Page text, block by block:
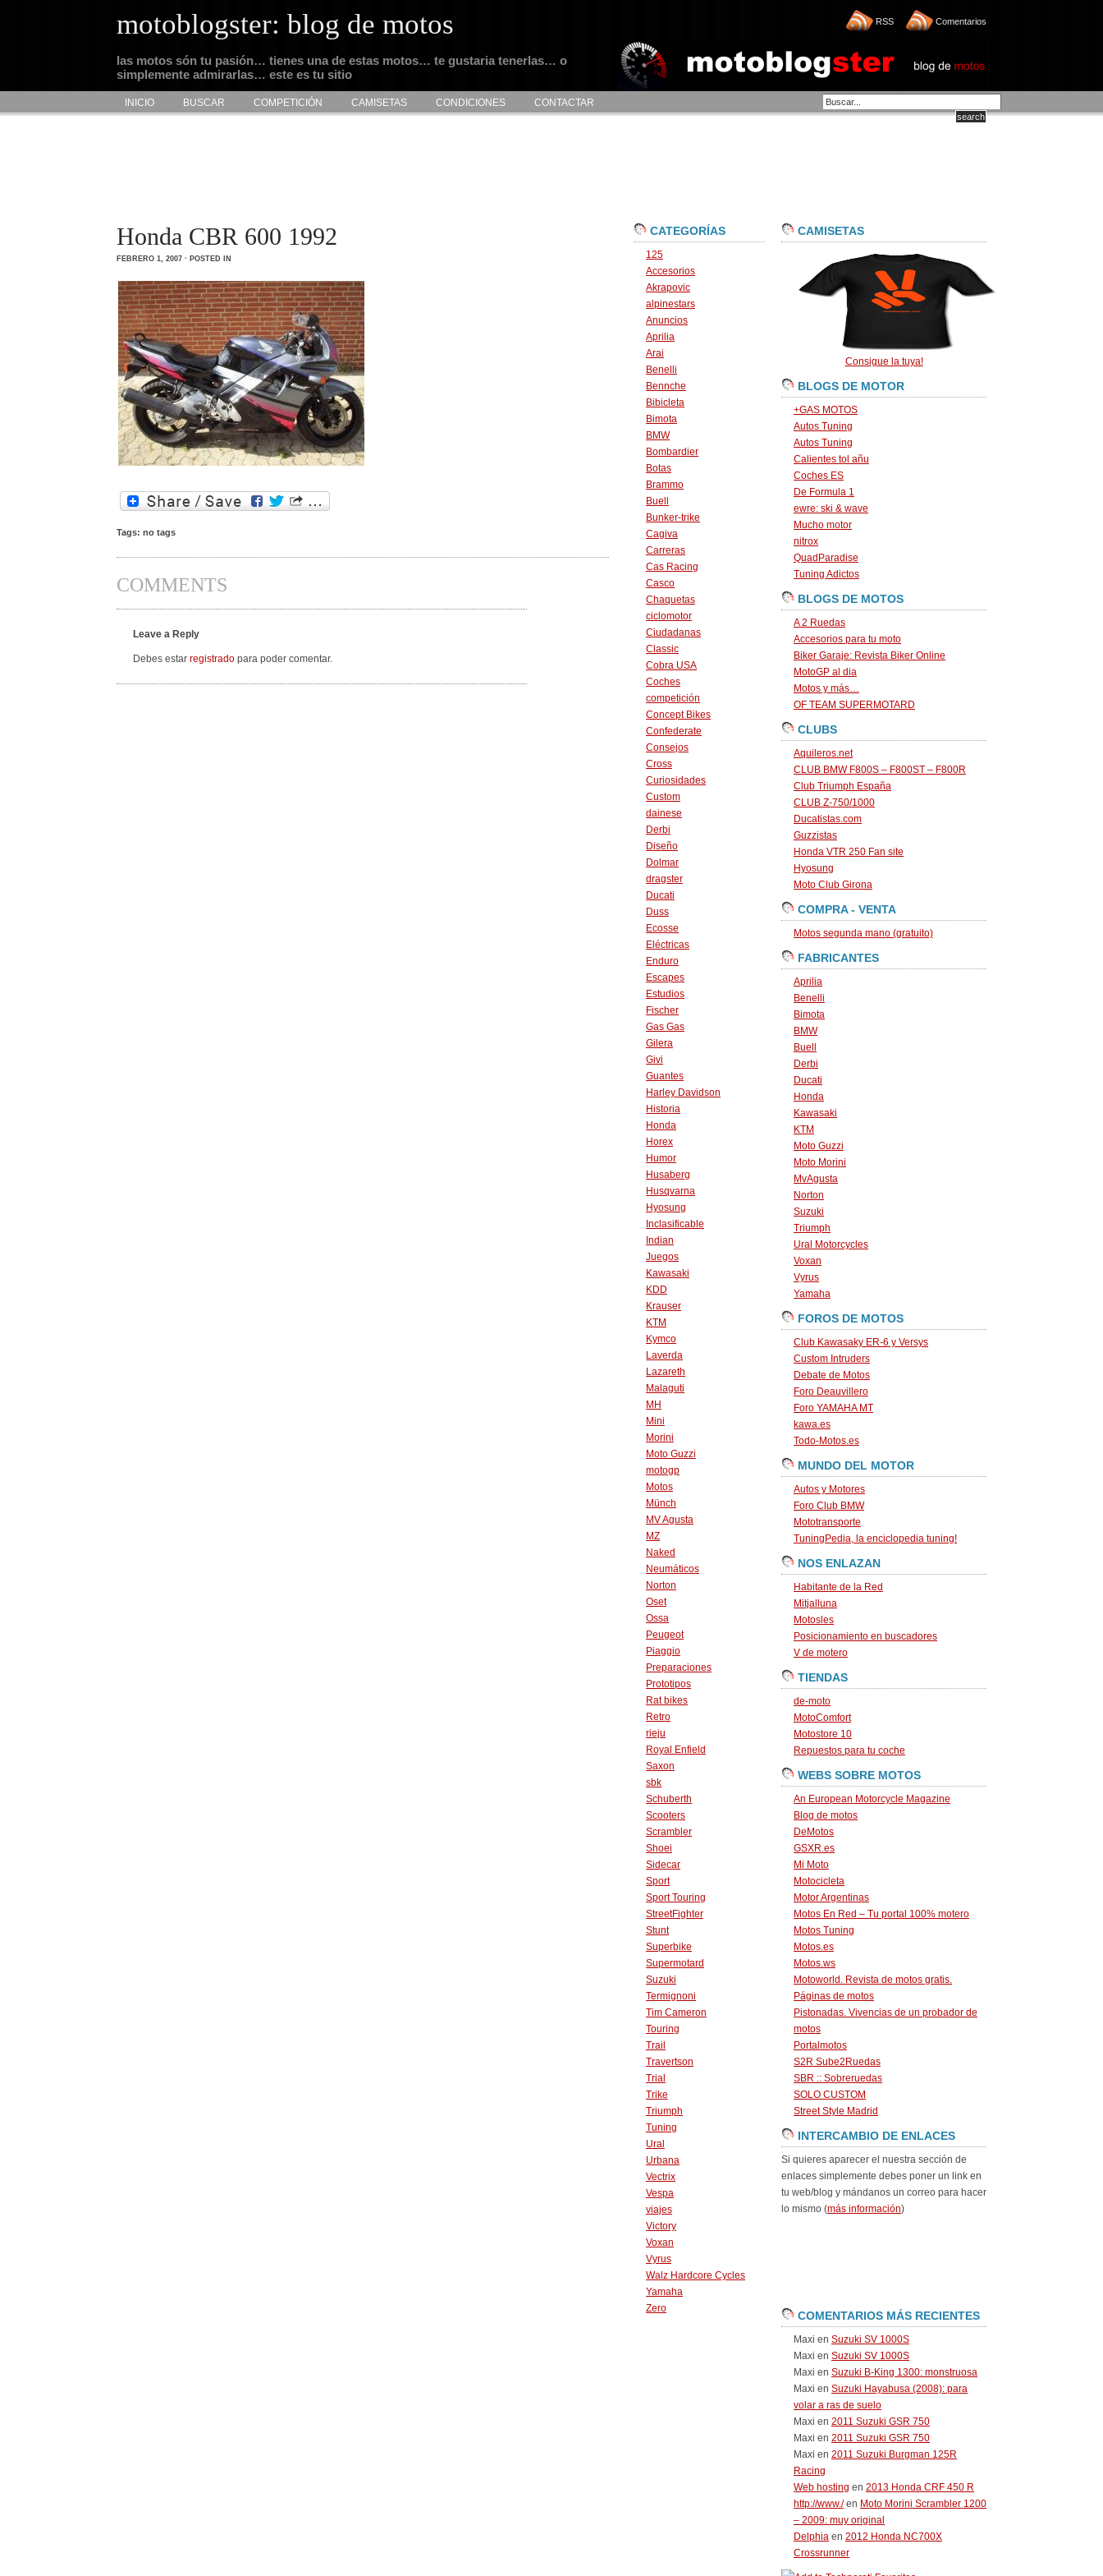
motoblogster: blog de motos
las motos són tu pasión… tienes una de estas motos… te gustaria tenerlas… o
simplemente admirarlas… este es tu sitio
RSS Comentarios
INICIO BUSCAR COMPETICIÓN CAMISETAS CONDICIONES CONTACTAR
Honda CBR 600 1992
FEBRERO 1, 2007 · POSTED IN
Tags: no tags
COMMENTS
Leave a Reply
Debes estar registrado para poder comentar.
CATEGORÍAS
125
Accesorios
Akrapovic
alpinestars
Anuncios
Aprilia
Arai
Benelli
Bennche
Bibicleta
Bimota
BMW
Bombardier
Botas
Brammo
Buell
Bunker-trike
Cagiva
Carreras
Cas Racing
Casco
Chaquetas
ciclomotor
Ciudadanas
Classic
Cobra USA
Coches
competición
Concept Bikes
Confederate
Consejos
Cross
Curiosidades
Custom
dainese
Derbi
Diseño
Dolmar
dragster
Ducati
Duss
Ecosse
Eléctricas
Enduro
Escapes
Estudios
Fischer
Gas Gas
Gilera
Givi
Guantes
Harley Davidson
Historia
Honda
Horex
Humor
Husaberg
Husqvarna
Hyosung
Inclasificable
Indian
Juegos
Kawasaki
KDD
Krauser
KTM
Kymco
Laverda
Lazareth
Malaguti
MH
Mini
Morini
Moto Guzzi
motogp
Motos
Münch
MV Agusta
MZ
Naked
Neumáticos
Norton
Oset
Ossa
Peugeot
Piaggio
Preparaciones
Prototipos
Rat bikes
Retro
rieju
Royal Enfield
Saxon
sbk
Schuberth
Scooters
Scrambler
Shoei
Sidecar
Sport
Sport Touring
StreetFighter
Stunt
Superbike
Supermotard
Suzuki
Termignoni
Tim Cameron
Touring
Trail
Travertson
Trial
Trike
Triumph
Tuning
Ural
Urbana
Vectrix
Vespa
viajes
Victory
Voxan
Vyrus
Walz Hardcore Cycles
Yamaha
Zero
CAMISETAS
Consigue la tuya!
BLOGS DE MOTOR
+GAS MOTOS
Autos Tuning
Autos Tuning
Calientes tol añu
Coches ES
De Formula 1
ewre: ski & wave
Mucho motor
nitrox
QuadParadise
Tuning Adictos
BLOGS DE MOTOS
A 2 Ruedas
Accesorios para tu moto
Biker Garaje: Revista Biker Online
MotoGP al dia
Motos y más…
OF TEAM SUPERMOTARD
CLUBS
Aquileros.net
CLUB BMW F800S – F800ST – F800R
Club Triumph España
CLUB Z-750/1000
Ducatistas.com
Guzzistas
Honda VTR 250 Fan site
Hyosung
Moto Club Girona
COMPRA - VENTA
Motos segunda mano (gratuito)
FABRICANTES
Aprilia
Benelli
Bimota
BMW
Buell
Derbi
Ducati
Honda
Kawasaki
KTM
Moto Guzzi
Moto Morini
MvAgusta
Norton
Suzuki
Triumph
Ural Motorcycles
Voxan
Vyrus
Yamaha
FOROS DE MOTOS
Club Kawasaky ER-6 y Versys
Custom Intruders
Debate de Motos
Foro Deauvillero
Foro YAMAHA MT
kawa.es
Todo-Motos.es
MUNDO DEL MOTOR
Autos y Motores
Foro Club BMW
Mototransporte
TuningPedia, la enciclopedia tuning!
NOS ENLAZAN
Habitante de la Red
Mitjalluna
Motosles
Posicionamiento en buscadores
V de motero
TIENDAS
de-moto
MotoComfort
Motostore 10
Repuestos para tu coche
WEBS SOBRE MOTOS
An European Motorcycle Magazine
Blog de motos
DeMotos
GSXR.es
Mi Moto
Motocicleta
Motor Argentinas
Motos En Red – Tu portal 100% motero
Motos Tuning
Motos.es
Motos.ws
Motoworld. Revista de motos gratis.
Páginas de motos
Pistonadas. Vivencias de un probador de
motos
Portalmotos
S2R Sube2Ruedas
SBR :: Sobreruedas
SOLO CUSTOM
Street Style Madrid
INTERCAMBIO DE ENLACES
Si quieres aparecer el nuestra sección de
enlaces simplemente debes poner un link en
tu web/blog y mándanos un correo para hacer
lo mismo (más información)
COMENTARIOS MÁS RECIENTES
Maxi en Suzuki SV 1000S
Maxi en Suzuki SV 1000S
Maxi en Suzuki B-King 1300: monstruosa
Maxi en Suzuki Hayabusa (2008): para
volar a ras de suelo
Maxi en 2011 Suzuki GSR 750
Maxi en 2011 Suzuki GSR 750
Maxi en 2011 Suzuki Burgman 125R
Racing
Web hosting en 2013 Honda CRF 450 R
http://www./en Moto Morini Scrambler 1200
– 2009: muy original
Delphia en 2012 Honda NC700X
Crossrunner